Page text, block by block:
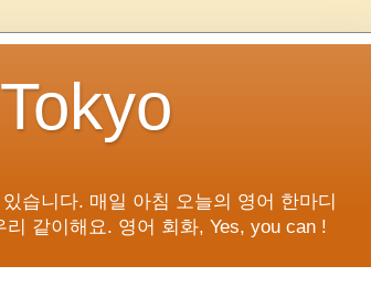
습니다. 매일 아침 오늘의 영어 한마디
같이해요. 영어 회화, Yes, you can !